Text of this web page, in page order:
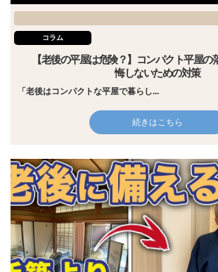
コラム
【老後の平屋は危険？】コンパクト平屋の
悔しないための対策
「老後はコンパクトな平屋で暮らし...
続きはこちら